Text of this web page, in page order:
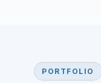
PORTFOLIO